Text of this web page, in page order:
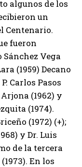
algunos de los
un
Centenario.
fueron
Vega
(1959) Decano
Carlos Pasos
(1962) y
(1974).
(1972) (+);
y Dr. Luis
de la tercera
En los